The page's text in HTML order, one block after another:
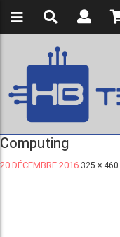
Computing
20 DÉCEMBRE 2016 325 × 460